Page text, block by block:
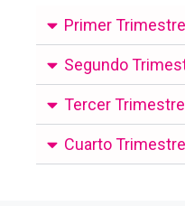
Primer Trimestre
Segundo
Tercer Trimestre
Cuarto Trimestre